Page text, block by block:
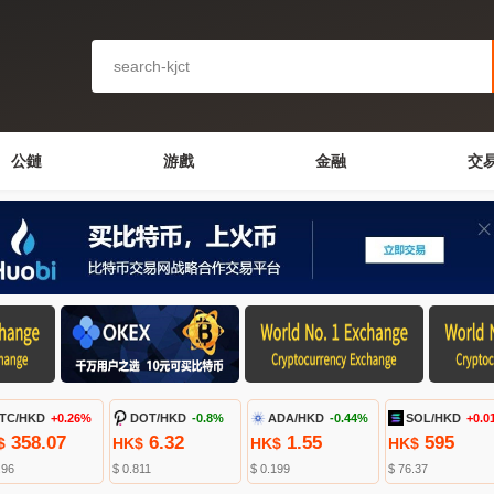
公鏈 游戲 金融 交
HKD +0.26%
358.07
DOT/HKD -0.8%
HK$6.32
$ 0.811
ADA/HKD -0.44%
HK$1.55
$ 0.199
SOL/HKD
HK$ 595
$ 76.37